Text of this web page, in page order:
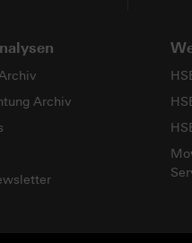
Archiv